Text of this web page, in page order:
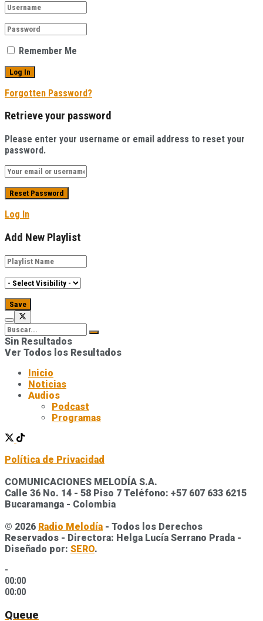
Remember Me
Forgotten Password?
Retrieve your password
Please enter your username or email address to reset your
password.
Log In
Add New Playlist
Sin Resultados
Ver Todos los Resultados
Inicio
Noticias
Audios
Podcast
Programas
Política de Privacidad
COMUNICACIONES MELODÍA S.A.
Calle 36 No. 14 - 58 Piso 7 Teléfono: +57 607 633 6215
Bucaramanga - Colombia
© 2026 Radio Melodía - Todos los Derechos
Reservados - Directora: Helga Lucía Serrano Prada -
Diseñado por: SERO.
-
00:00
00:00
Queue